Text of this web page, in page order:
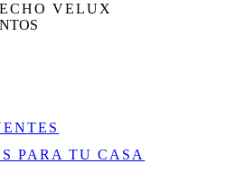
VELUX
PARA TU CASA